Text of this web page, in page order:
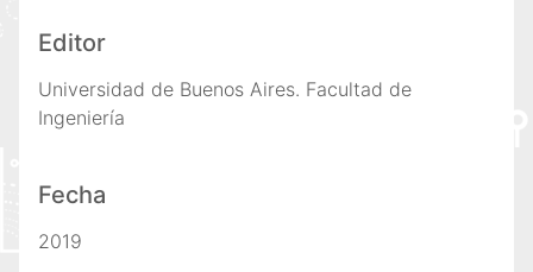
Editor
Universidad de Buenos Aires. Facultad de
Ingeniería
Fecha
2019